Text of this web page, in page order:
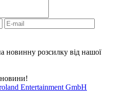
новинну розсилку від нашої